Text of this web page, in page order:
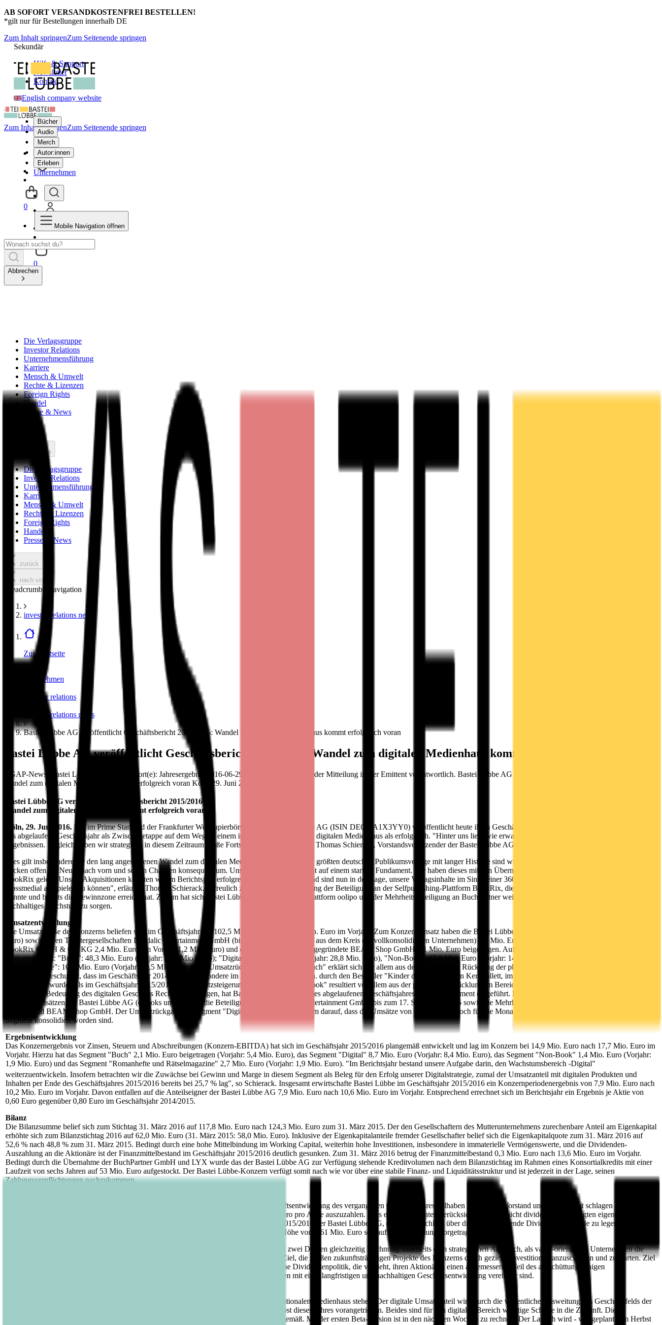
AB SOFORT VERSANDKOSTENFREI BESTELLEN!
*gilt nur für Bestellungen innerhalb DE
Zum Inhalt springenZum Seitenende springen
Sekundär
Hilfe & Support
Newsletter
Kontakt
English company website
Bücher
Audio
Merch
Autor:innen
Erleben
Unternehmen
0
Zum Inhalt springenZum Seitenende springen
0
Mobile Navigation öffnen
Abbrechen
Die Verlagsgruppe
Investor Relations
Unternehmensführung
Karriere
Mensch & Umwelt
Rechte & Lizenzen
Foreign Rights
Handel
Presse & News
nach vorne
Die Verlagsgruppe
Investor Relations
Unternehmensführung
Karriere
Mensch & Umwelt
Rechte & Lizenzen
Foreign Rights
Handel
Presse & News
zurück
nach vorne
Breadcrumbs Navigation
investor relations news
Zur Startseite
unternehmen
investor relations
investor relations news
Bastei Lübbe AG veröffentlicht Geschäftsbericht 2015/2016: Wandel zum digitalen Medienhaus kommt erfolgreich voran
Bastei Lübbe AG veröffentlicht Geschäftsbericht 2015/2016: Wandel zum digitalen Medienhaus kommt erfolgreich voran
DGAP-News: Bastei Lübbe AG / Schlagwort(e): Jahresergebnis 2016-06-29 / 10:00 Für den Inhalt der Mitteilung ist der Emittent verantwortlich. Bastei Lübbe AG veröffentlicht Geschäftsbericht 2015/2016:
Wandel zum digitalen Medienhaus kommt erfolgreich voran Köln, 29. Juni 2016. Die im Prime
Bastei Lübbe AG veröffentlicht Geschäftsbericht 2015/2016:
Wandel zum digitalen Medienhaus kommt erfolgreich voran
Köln, 29. Juni 2016.Die im Prime Standard der Frankfurter Wertpapierbörse notierte Bastei Lübbe AG (ISIN DE000A1X3YY0) veröffentlicht heute ihren Geschäftsbericht 2015/2016. Der Vorstand wertet
das abgelaufene Geschäftsjahr als Zwischenetappe auf dem Weg zu einem international agierenden, digitalen Medienhaus als erfolgreich. "Hinter uns liegt wie erwartet ein bilanzielles Übergangsjahr mit soliden
Ergebnissen. Zugleich haben wir strategisch in diesem Zeitraum große Fortschritte erzielt", erläutert Thomas Schierack, Vorstandsvorsitzender der Bastei Lübbe AG.
Dies gilt insbesondere für den lang angestoßenen Wandel zum digitalen Medienhaus: "Als einer der größten deutschen Publikumsverlage mit langer Historie sind wir uns unserer Wurzeln bewusst. Aber wir
blicken offen für Neues nach vorn und setzen Chancen konsequent um. Unsere Digitalstrategie steht auf einem starken Fundament. Wir haben dieses mit den Übernahmen von Daedalic Entertainment und
BookRix gelegt. Unsere Akquisitionen konnten wir im Berichtsjahr erfolgreich weiterentwickeln und sind nun in der Lage, unsere Verlagsinhalte im Sinne einer 360-Grad-Verwertungsstrategie verstärkt
crossmedial ausspielen zu können", erläutert Thomas Schierack. Erfreulich zeigt sich die Entwicklung der Beteiligung an der Selfpublishing-Plattform BookRix, die im Berichtsjahr ihren Umsatz verdoppeln
konnte und bereits die Gewinnzone erreicht hat. Zudem hat sich Bastei Lübbe mit der Streaming-Plattform oolipo und der Mehrheitsbeteiligung an BuchPartner weitere Optionen gesichert, künftig für ein
nachhaltiges Wachstum zu sorgen.
Umsatzentwicklung
Die Umsatzerlöse des Konzerns beliefen sich im Geschäftsjahr auf 102,5 Mio. Euro nach 110,2 Mio. Euro im Vorjahr. Zum Konzernumsatz haben die Bastei Lübbe AG 96,7 Mio. Euro (im Vorjahr 102,7 Mio.
Euro) sowie deren Tochtergesellschaften Daedalic Entertainment GmbH (bis zu ihrem Ausscheiden aus dem Kreis der vollkonsolidierten Unternehmen) 3,3 Mio. Euro (nach 6,0 Mio. Euro im Vorjahr),
BookRix GmbH & Co. KG 2,4 Mio. Euro (im Vorjahr 1,2 Mio. Euro) und die im September 2015 gegründete BEAM Shop GmbH 0,1 Mio. Euro beigetragen. Auf Segmentebene haben sich die Umsätze wie
folgt entwickelt: "Buch": 48,3 Mio. Euro (Vorjahr: 56,5 Mio. Euro); "Digital": 26,4 Mio. Euro (Vorjahr: 28,8 Mio. Euro), "Non-Book": 17,0 Mio. Euro (Vorjahr: 14,5 Mio. Euro), "Romanhefte und
Rätselmagazine": 10,8 Mio. Euro (Vorjahr: 10,5 Mio. Euro). Der Umsatzrückgang im Segment "Buch" erklärt sich vor allem aus dem allgemeinen Rückgang der physischen Umsätze bundesweit, ist aber auch
der Tatsache geschuldet, dass im Geschäftsjahr 2014/2015 insbesondere im Hardcover-Bereich, u. a. durch den Bestseller "Kinder der Freiheit" von Ken Follett, im Weihnachtsgeschäft höhere Umsätze
erwirtschaftet wurden als im Geschäftsjahr 2015/2016. Die Umsatzsteigerung im Segment "Non-Book" resultiert vor allem aus der positiven Entwicklung im Bereich des Geschenkartiklers Räder. Um der
wachsenden Bedeutung des digitalen Geschäfts Rechnung zu tragen, hat Bastei Lübbe zu Beginn des abgelaufenen Geschäftsjahres ein neues Segment eingeführt. Das Segment "Digital" umfasst neben
digitalen Umsätzen der Bastei Lübbe AG (eBooks und Audios) die Beteiligung an der Daedalic Entertainment GmbH bis zum 17. September 2015 sowie die Mehrheitsbeteiligungen an der BookRix GmbH &
Co. KG und BEAM Shop GmbH. Der Umsatzrückgang im Segment "Digital" beruht unter anderem darauf, dass die Umsätze von Daedalic nur noch für die Monate April bis Mitte September 2015 in diesem
Segment konsolidiert worden sind.
Ergebnisentwicklung
Das Konzernergebnis vor Zinsen, Steuern und Abschreibungen (Konzern-EBITDA) hat sich im Geschäftsjahr 2015/2016 plangemäß entwickelt und lag im Konzern bei 14,9 Mio. Euro nach 17,7 Mio. Euro im
Vorjahr. Hierzu hat das Segment "Buch" 2,1 Mio. Euro beigetragen (Vorjahr: 5,4 Mio. Euro), das Segment "Digital" 8,7 Mio. Euro (Vorjahr: 8,4 Mio. Euro), das Segment "Non-Book" 1,4 Mio. Euro (Vorjahr:
1,9 Mio. Euro) und das Segment "Romanhefte und Rätselmagazine" 2,7 Mio. Euro (Vorjahr: 1,9 Mio. Euro). "Im Berichtsjahr bestand unsere Aufgabe darin, den Wachstumsbereich "Digital"
weiterzuentwickeln. Insofern betrachten wir die Zuwächse bei Gewinn und Marge in diesem Segment als Beleg für den Erfolg unserer Digitalstrategie, zumal der Umsatzanteil mit digitalen Produkten und
Inhalten per Ende des Geschäftsjahres 2015/2016 bereits bei 25,7 % lag", so Schierack. Insgesamt erwirtschafte Bastei Lübbe im Geschäftsjahr 2015/2016 ein Konzernperiodenergebnis von 7,9 Mio. Euro nach
10,2 Mio. Euro im Vorjahr. Davon entfallen auf die Anteilseigner der Bastei Lübbe AG 7,9 Mio. Euro nach 10,6 Mio. Euro im Vorjahr. Entsprechend errechnet sich im Berichtsjahr ein Ergebnis je Aktie von
0,60 Euro gegenüber 0,80 Euro im Geschäftsjahr 2014/2015.
Bilanz
Die Bilanzsumme belief sich zum Stichtag 31. März 2016 auf 117,8 Mio. Euro nach 124,3 Mio. Euro zum 31. März 2015. Der den Gesellschaftern des Mutterunternehmens zurechenbare Anteil am Eigenkapital
erhöhte sich zum Bilanzstichtag 2016 auf 62,0 Mio. Euro (31. März 2015: 58,0 Mio. Euro). Inklusive der Eigenkapitalanteile fremder Gesellschafter belief sich die Eigenkapitalquote zum 31. März 2016 auf
52,6 % nach 48,8 % zum 31. März 2015. Bedingt durch eine hohe Mittelbindung im Working Capital, weiterhin hohe Investitionen, insbesondere in immaterielle Vermögenswerte, und die Dividenden-
Auszahlung an die Aktionäre ist der Finanzmittelbestand im Geschäftsjahr 2015/2016 deutlich gesunken. Zum 31. März 2016 betrug der Finanzmittelbestand 0,3 Mio. Euro nach 13,6 Mio. Euro im Vorjahr.
Bedingt durch die Übernahme der BuchPartner GmbH und LYX wurde das der Bastei Lübbe AG zur Verfügung stehende Kreditvolumen nach dem Bilanzstichtag im Rahmen eines Konsortialkredits mit einer
Laufzeit von sechs Jahren auf 53 Mio. Euro aufgestockt. Der Bastei Lübbe-Konzern verfügt somit nach wie vor über eine stabile Finanz- und Liquiditätsstruktur und ist jederzeit in der Lage, seinen
Zahlungsverpflichtungen nachzukommen.
Auch in diesem Jahr möchte die Bastei Lübbe AG ihre Aktionäre an der positiven Geschäftsentwicklung des vergangenen Geschäftsjahres teilhaben lassen. Der Vorstand und Aufsichtsrat schlagen der
ordentlichen Hauptversammlung am 15. September 2016 vor, eine Dividende von 0,10 Euro pro Aktie auszuzahlen. Dies entspricht - unter Berücksichtigung der nicht dividendenberechtigten eigenen Anteile -
einer Ausschüttung in Höhe von 1,32 Mio. Euro. Im handelsrechtlichen Jahresabschluss 2015/2016 der Bastei Lübbe AG, der dem Beschluss über die auszuschüttende Dividende zugrunde zu legen ist, wird ein
Bilanzgewinn in Höhe von 7,93 Mio. Euro ausgewiesen. Der verbleibende Teilbetrag in Höhe von 6,61 Mio. Euro soll auf neue Rechnung vorgetragen werden.
Mit dieser im Vergleich zum Vorjahr temporär reduzierten Dividende trägt die Gesellschaft zwei Dingen gleichzeitig Rechnung: einerseits dem strategischen Anspruch, als value-orientiertes Unternehmen die
Aktionäre kontinuierlich und angemessen am Erfolg zu beteiligen. Und andererseits dem Ziel, die großen zukunftsträchtigen Projekte des Konzerns durch gezielte Investitionen anzuschieben und zu starten. Ziel
der Bastei Lübbe AG ist unverändert eine auf Kontinuität ausgerichtete aktionärsfreundliche Dividendenpolitik, die vorsieht, ihren Aktionären einen angemessenen Teil des ausschüttungsfähigen
Jahresüberschusses auszuzahlen. Voraussetzung dafür ist, dass solche Dividendenzahlungen mit einer langfristigen und nachhaltigen Geschäftsentwicklung vereinbar sind.
Auch das Geschäftsjahr 2016/2017 wird ganz im Zeichen des Übergangs zu einem internationalen Medienhaus stehen. Der digitale Umsatzanteil wird durch die wesentliche Ausweitung des Geschäftsfelds der
Daedalic Entertainment GmbH sowie den Launch der Streaming-Plattform oolipo im Herbst dieses Jahres vorangetrieben. Beides sind für den digitalen Bereich wichtige Schritte in die Zukunft. Die
Entwicklung der Serienplattform oolipo zum Streaming von Inhalten entwickelt sich plangemäß. Mit der ersten Beta-Version ist in den nächsten Wochen zu rechnen. Der Launch wird - wie geplant - im Herbst